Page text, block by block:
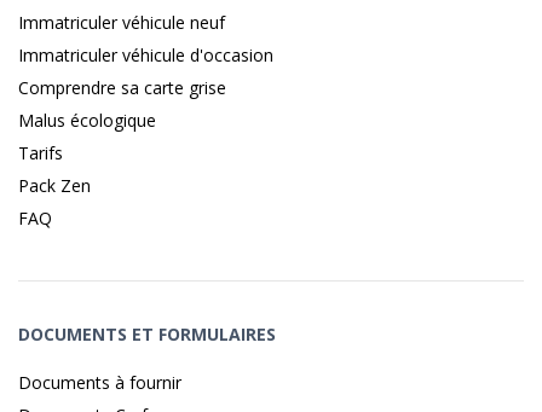
Immatriculer véhicule neuf
Immatriculer véhicule d'occasion
Comprendre sa carte grise
Malus écologique
Tarifs
Pack Zen
FAQ
DOCUMENTS ET FORMULAIRES
Documents à fournir